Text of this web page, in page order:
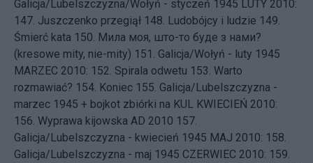
Galicja/Lubelszczyzna/Wołyń - styczeń 1945 LUTY 2010:
147. Juszczenko przegiął 148. Ludobójcy i ludzie 149.
Śmierć kata 150. Мила моя, што-то буде з нами?
(kresowe mity, nie-mity) 151. Galicja/Wołyń - luty 1945
MARZEC 2010: 152. Spirala odwetu 153. Warto
rozmawiać? 154. Koniec 155. Galicja/Lubelszczyzna -
marzec 1945 + bojkot zbiórki na KUL KWIECIEŃ 2010:
156. Wyprawa kijowska AD 2010 157.
Galicja/Lubelszczyzna - kwiecień 1945 MAJ 2010: 158.
Galicja/Lubelszczyzna - maj 1945 CZERWIEC 2010: 159.